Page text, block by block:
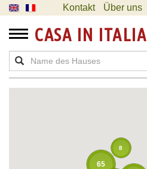
Kontakt Über uns
CASA IN ITALIA
65
8